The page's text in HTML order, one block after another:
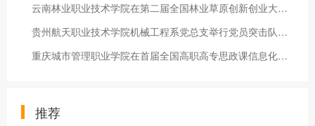
云南林业职业技术学院在第二届全国林业草原创新创业大赛半决赛上
贵州航天职业技术学院机械工程系党总支举行党员突击队授旗仪式
重庆城市管理职业学院在首届全国高职高专思政课信息化建设专题培
推荐